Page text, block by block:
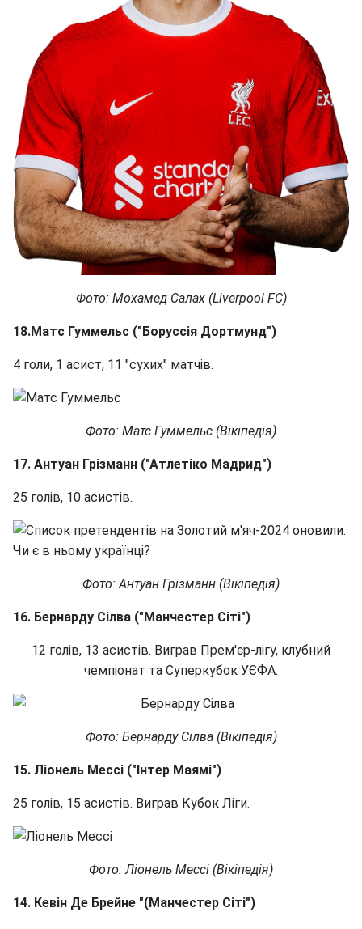
Фото: Мохамед Салах (Liverpool FC)
18.Матс Гуммельс ("Боруссія Дортмунд")
4 голи, 1 асист, 11 "сухих" матчів.
Фото: Матс Гуммельс (Вікіпедія)
17. Антуан Грізманн ("Атлетіко Мадрид")
25 голів, 10 асистів.
Фото: Антуан Грізманн (Вікіпедія)
16. Бернарду Сілва ("Манчестер Сіті")
12 голів, 13 асистів. Виграв Прем'єр-лігу, клубний
чемпіонат та Суперкубок УЄФА.
Фото: Бернарду Сілва (Вікіпедія)
15. Ліонель Мессі ("Інтер Маямі")
25 голів, 15 асистів. Виграв Кубок Ліги.
Фото: Ліонель Мессі (Вікіпедія)
14. Кевін Де Брейне "(Манчестер Сіті")